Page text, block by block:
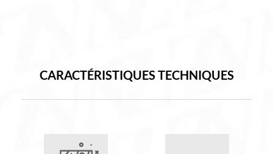
CARACTÉRISTIQUES TECHNIQUES